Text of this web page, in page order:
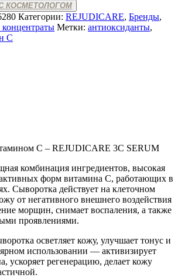
КОСМЕТОЛОГОМ
Категории: REJUDICARE, Бренды,
Метки: антиоксиданты,
С
С – REJUDICARE 3C SERUM
комбинация ингредиентов, высокая
форм витамина С, работающих в
Сыворотка действует на клеточном
от негативного внешнего воздействия
морщин, снимает воспаления, а также
проявлениями.
осветляет кожу, улучшает тонус и
использовании — активизирует
ускоряет регенерацию, делает кожу